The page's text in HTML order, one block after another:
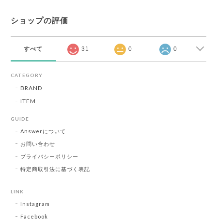
ショップの評価
すべて 31 0 0
CATEGORY
BRAND
ITEM
GUIDE
Answerについて
お問い合わせ
プライバシーポリシー
特定商取引法に基づく表記
LINK
Instagram
Facebook